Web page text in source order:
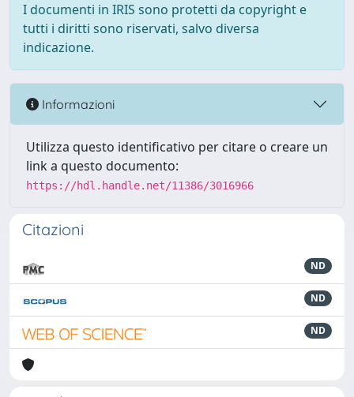
I documenti in IRIS sono protetti da copyright e
tutti i diritti sono riservati, salvo diversa
indicazione.
Informazioni
Utilizza questo identificativo per citare o creare un
link a questo documento:
https://hdl.handle.net/11386/3016966
Citazioni
ND
ND
ND